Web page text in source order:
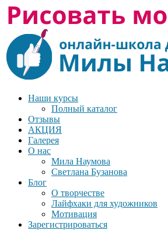
Наши курсы
Полный каталог
Отзывы
АКЦИЯ
Галерея
О нас
Мила Наумова
Светлана Бузанова
Блог
О творчестве
Лайфхаки для художников
Мотивация
Зарегистрироваться